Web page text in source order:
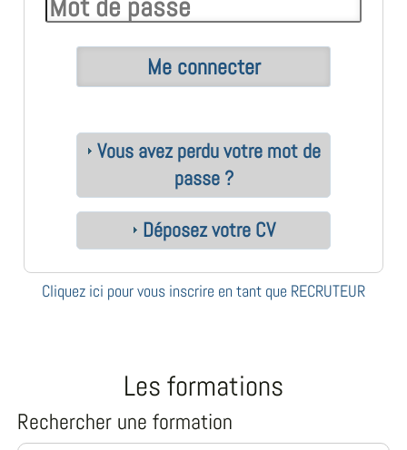
Vous avez perdu votre mot de
passe ?
Déposez votre CV
Cliquez ici pour vous inscrire en tant que RECRUTEUR
Les formations
Rechercher une formation